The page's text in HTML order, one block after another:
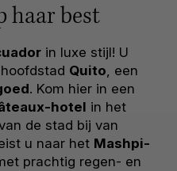
haar best
in luxe stijl! U
Quito, een
. Kom hier in een
hotel in het
de stad bij van
u naar het Mashpi-
prachtig regen- en